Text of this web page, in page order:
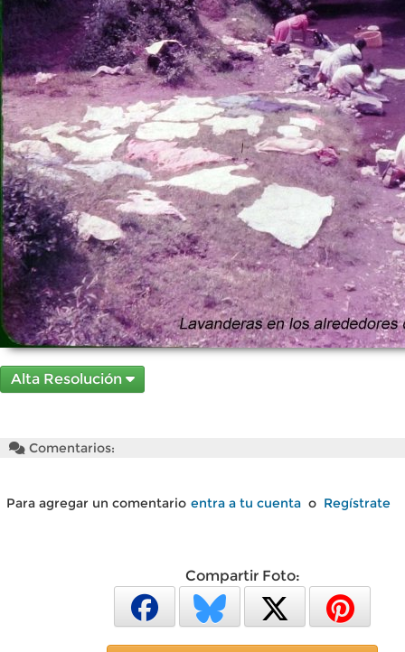
Alta Resolución
Comentarios:
Para agregar un comentario entra a tu cuenta o Regístrate
Compartir Foto: